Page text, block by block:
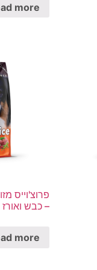
more
פרוצ'וייס
– כבש ואורז
more